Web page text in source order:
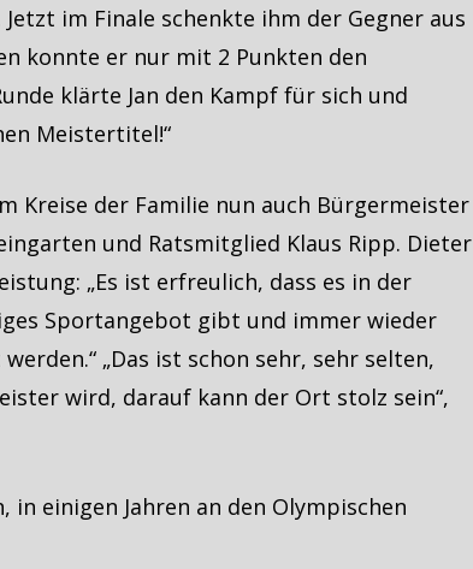
im Finale schenkte ihm der Gegner aus
konnte er nur mit 2 Punkten den
klärte Jan den Kampf für sich und
Meistertitel!“
Kreise der Familie nun auch Bürgermeister
und Ratsmitglied Klaus Ripp. Dieter
„Es ist erfreulich, dass es in der
Sportangebot gibt und immer wieder
„Das ist schon sehr, sehr selten,
wird, darauf kann der Ort stolz sein“,
in einigen Jahren an den Olympischen